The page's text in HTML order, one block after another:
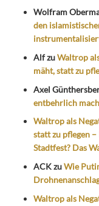
Wolfram
den
AlfzuWaltrop
mäht, statt zu
Axel
entbehrlich
Waltrop als
statt zu pflegen
Stadtfest? Das
ACKzuWie
Waltrop als